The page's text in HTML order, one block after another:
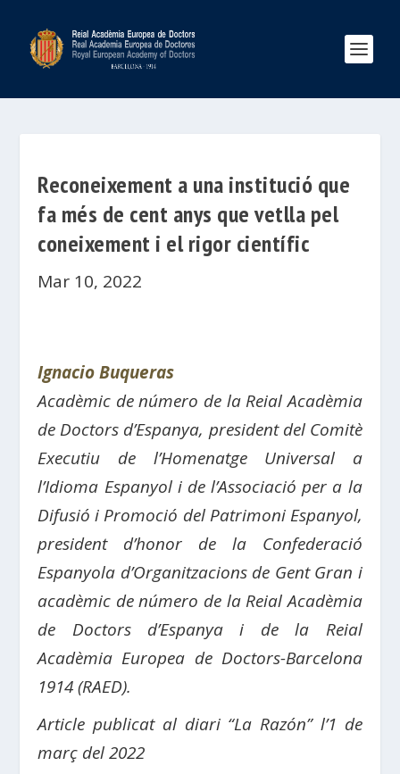
Reconeixement a una institució que
fa més de cent anys que vetlla pel
coneixement i el rigor científic
Mar 10, 2022
Ignacio Buqueras
Acadèmic de número de la Reial Acadèmia
de Doctors d’Espanya, president del Comitè
Executiu de l’Homenatge Universal a
l’Idioma Espanyol i de l’Associació per a la
Difusió i Promoció del Patrimoni Espanyol,
president d’honor de la Confederació
Espanyola d’Organitzacions de Gent Gran i
acadèmic de número de la Reial Acadèmia
de Doctors d’Espanya i de la Reial
Acadèmia Europea de Doctors-Barcelona
1914 (RAED).
Article publicat al diari “La Razón” l’1 de
març del 2022